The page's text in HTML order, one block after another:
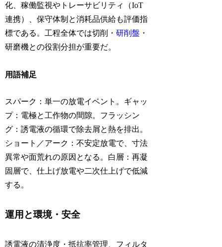
化、稼働監視やトレーサビリティ（IoT
連携）、保守体制と消耗品供給も評価指
標である。工程全体では切削・研削盤 ・
研磨機との役割分担が重要だ。
用語補足
スパーク：単一の放電イベント。ギャッ
プ：電極と工作物の間隙。フラッシン
グ：誘電液の循環で除去屑と熱を排出。
ショート／アーク：不安定放電で、寸法
異常や面荒れの原因となる。白層：再凝
固層で、仕上げ放電や二次仕上げで低減
する。
運用と環境・安全
誘電液の清浄度・抵抗率管理、フィルタ